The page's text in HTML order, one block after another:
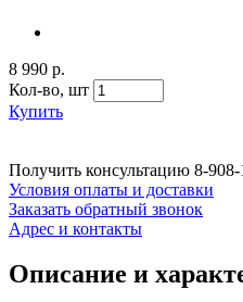
8 990 р.
Кол-во, шт
Купить
Получить консультацию 8-
Условия оплаты и доставки
Заказать обратный звонок
Адрес и контакты
Описание и